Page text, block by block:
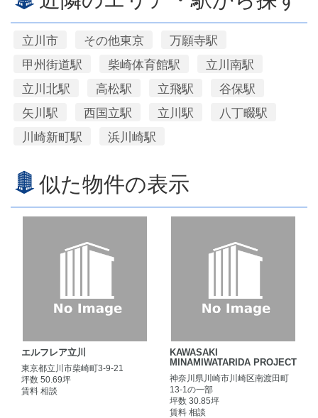
立川市 その他東京
万願寺駅
甲州街道駅
柴崎体育館駅
立川南駅
立川北駅
高松駅 立飛駅
谷保駅
矢川駅
西国立駅 立川駅
八丁畷駅
川崎新町駅
浜川崎駅
似た物件の表示
エルフレア立川
東京都立川市柴崎町3-9-21
坪数 50.69坪
賃料 相談
KAWASAKI
MINAMIWATARIDA PROJECT
神奈川県川崎市川崎区南渡田町
13-1の一部
坪数 30.85坪
賃料 相談